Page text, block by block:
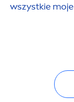
wszystkie